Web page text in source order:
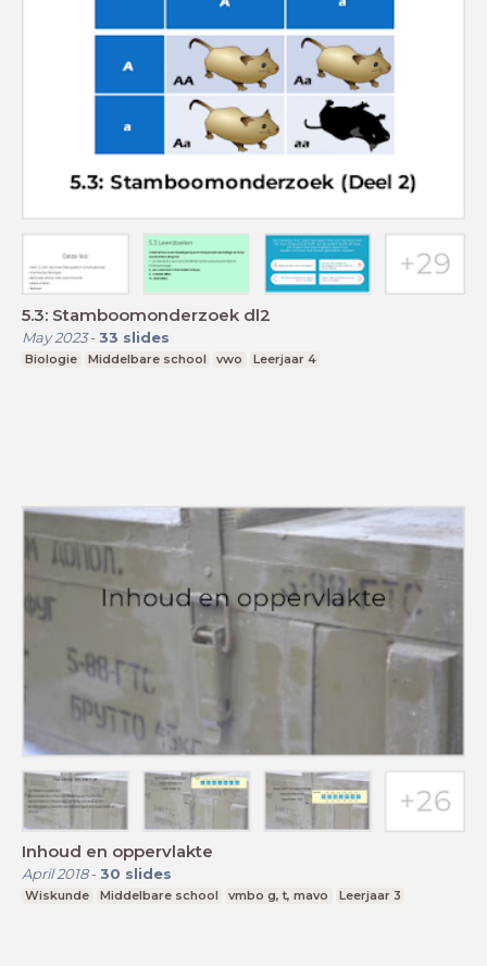
5.3: Stamboomonderzoek dl2
May 2023- 33 slides
Biologie Middelbare school vwo Leerjaar 4
Inhoud en oppervlakte
April 2018- 30 slides
Wiskunde Middelbare school vmbo g, t, mavo Leerjaar 3